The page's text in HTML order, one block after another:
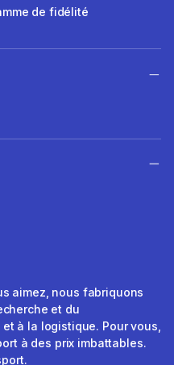
de fidélité
aimez, nous fabriquons
et du
à la logistique. Pour vous,
à des prix imbattables.